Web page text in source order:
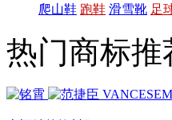
爬山鞋 跑鞋 滑雪靴 足
热门商标推